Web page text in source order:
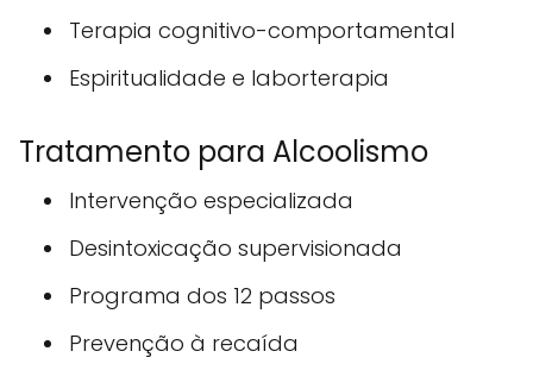
Terapia cognitivo-comportamental
Espiritualidade e laborterapia
Tratamento para Alcoolismo
Intervenção especializada
Desintoxicação supervisionada
Programa dos 12 passos
Prevenção à recaída